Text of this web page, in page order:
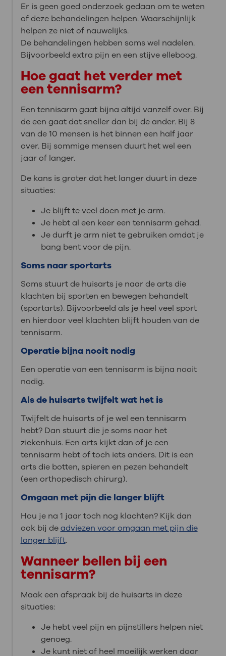
Er is geen goed onderzoek gedaan om te weten
of deze behandelingen helpen. Waarschijnlijk
helpen ze niet of nauwelijks.
De behandelingen hebben soms wel nadelen.
Bijvoorbeeld extra pijn en een stijve elleboog.
Hoe gaat het verder met
een tennisarm?
Een tennisarm gaat bijna altijd vanzelf over. Bij
de een gaat dat sneller dan bij de ander. Bij 8
van de 10 mensen is het binnen een half jaar
over. Bij sommige mensen duurt het wel een
jaar of langer.
De kans is groter dat het langer duurt in deze
situaties:
Je blijft te veel doen met je arm.
Je hebt al een keer een tennisarm gehad.
Je durft je arm niet te gebruiken omdat je
bang bent voor de pijn.
Soms naar sportarts
Soms stuurt de huisarts je naar de arts die
klachten bij sporten en bewegen behandelt
(sportarts). Bijvoorbeeld als je heel veel sport
en hierdoor veel klachten blijft houden van de
tennisarm.
Operatie bijna nooit nodig
Een operatie van een tennisarm is bijna nooit
nodig.
Als de huisarts twijfelt wat het is
Twijfelt de huisarts of je wel een tennisarm
hebt? Dan stuurt die je soms naar het
ziekenhuis. Een arts kijkt dan of je een
tennisarm hebt of toch iets anders. Dit is een
arts die botten, spieren en pezen behandelt
(een orthopedisch chirurg).
Omgaan met pijn die langer blijft
Hou je na 1 jaar toch nog klachten? Kijk dan
ook bij deadviezen voor omgaan met pijn die
langer blijft.
Wanneer bellen bij een
tennisarm?
Maak een afspraak bij de huisarts in deze
situaties:
Je hebt veel pijn en pijnstillers helpen niet
genoeg.
Je kunt niet of heel moeilijk werken door